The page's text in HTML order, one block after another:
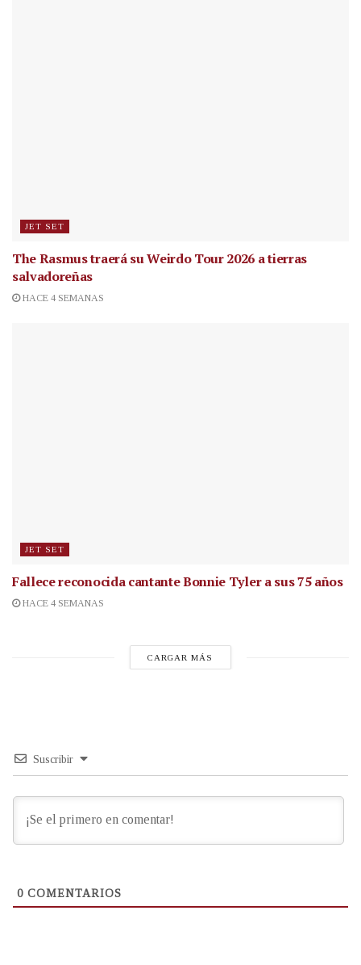
JET SET
The Rasmus traerá su Weirdo Tour 2026 a tierras
salvadoreñas
HACE 4 SEMANAS
JET SET
Fallece reconocida cantanteBonnie Tyler a sus 75 años
HACE 4 SEMANAS
CARGAR MÁS
Suscribir
0 COMENTARIOS